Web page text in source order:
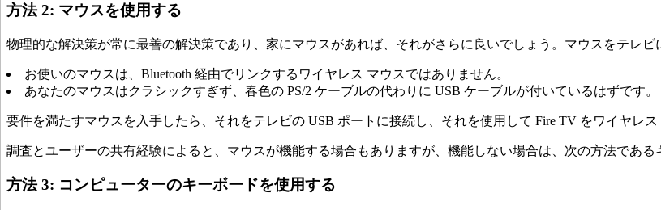
方法 2: マウスを使用する
物理的な解決策が常に最善の解決策であり、家にマウスがあれば、それがさらに良いでしょう。マウスをテレビ
お使いのマウスは、Bluetooth 経由でリンクするワイヤレス マウスではありません。
あなたのマウスはクラシックすぎず、春色の PS/2 ケーブルの代わりに USB ケーブルが付いているはずです。
要件を満たすマウスを入手したら、それをテレビの USB ポートに接続し、それを使用して Fire TV をワイヤレ
調査とユーザーの共有経験によると、マウスが機能する場合もありますが、機能しない場合は、次の方法である
方法 3: コンピューターのキーボードを使用する